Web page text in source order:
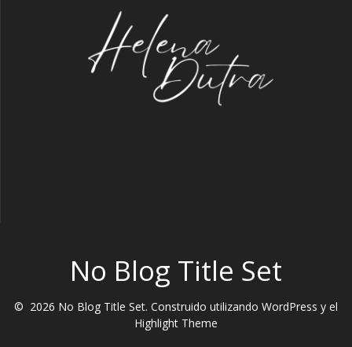
No Blog Title Set
© 2026 No Blog Title Set. Construido utilizando WordPress y el
Highlight Theme